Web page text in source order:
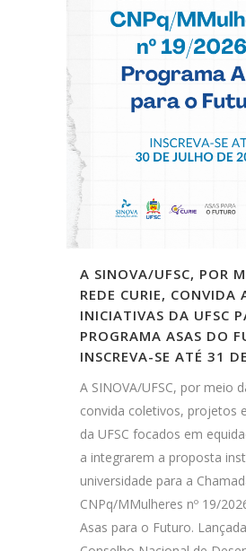
A SINOVA/UFSC, POR
REDE CURIE, CONVIDA
INICIATIVAS DA UFSC
PROGRAMA ASAS DO
INSCREVA-SE ATÉ 31
A SINOVA/UFSC, por meio
convida coletivos, projetos
da UFSC focados em
a integrarem a proposta
universidade para a
CNPq/MMulheres nº 19/
Asas para o Futuro.